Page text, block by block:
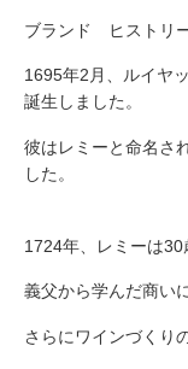
ブランド ヒストリ
1695年2月、ルイヤ
誕生しました。
彼はレミーと命名さ
した。
1724年、レミーは30
義父から学んだ商い
さらにワインづくり